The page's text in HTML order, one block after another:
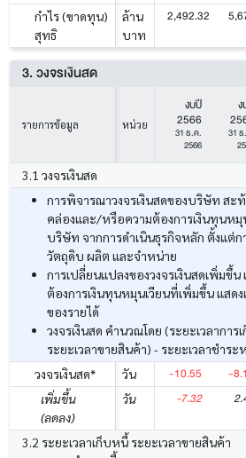
กำไร (ขาดทุน)
สุทธิ
ล้าน
บาท
2,492.32
3. วงจรเงินสด
รายการข้อมูล หน่วย
งบปี
2566
31 ธ.ค.
2566
31
3.1 วงจรเงินสด
การพิจารณาวงจรเงินสดของบริษัท สะ
คล่องและ/หรือความต้องการเงินทุนหมุ
บริษัท จากการดำเนินธุรกิจหลัก ตั้งแต่ก
วัตถุดิบ ผลิต และจำหน่าย
การเปลี่ยนแปลงของวงจรเงินสดเพิ่มขึ้น
ต้องการเงินทุนหมุนเวียนที่เพิ่มขึ้น แสด
ของรายได้
วงจรเงินสด คำนวณโดย (ระยะเวลาการ
ระยะเวลาขายสินค้า) - ระยะเวลาชำระ
วงจรเงินสด*
วัน -10.55 -
เพิ่มขึ้น
(ลดลง)
วัน -7.32
3.2 ระยะเวลาเก็บหนี้ ระยะเวลาขายสินค้า